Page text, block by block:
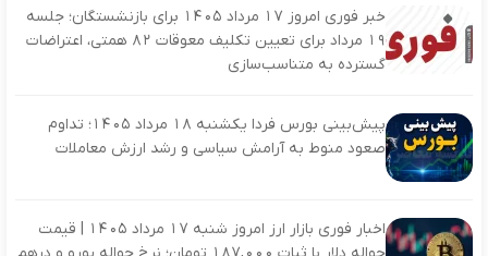
خبر فوری امروز ۱۷ مرداد ۱۴۰۵ برای بازنشستگان؛ جلسه
۱۹ مرداد برای تعیین تکلیف معوقات ۸۲ همتی، اعتراضات
گسترده به متناسب‌سازی
پیش‌بینی بورس فردا یکشنبه ۱۸ مرداد ۱۴۰۵؛ تداوم
صعود منوط به آرامش سیاسی و رشد ارزش معاملات
اخبار فوری بازار ارز امروز شنبه ۱۷ مرداد ۱۴۰۵ | قیمت